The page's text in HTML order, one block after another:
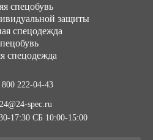
спецобувь
защиты
спецодежда
спецодежда
800 222-04-43
24@24-spec.ru
17:30 СБ 10:00-15:00